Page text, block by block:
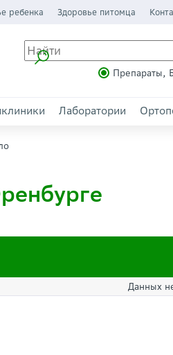
ребенка Здоровье питомца
Препараты,
Лаборатории
Данных